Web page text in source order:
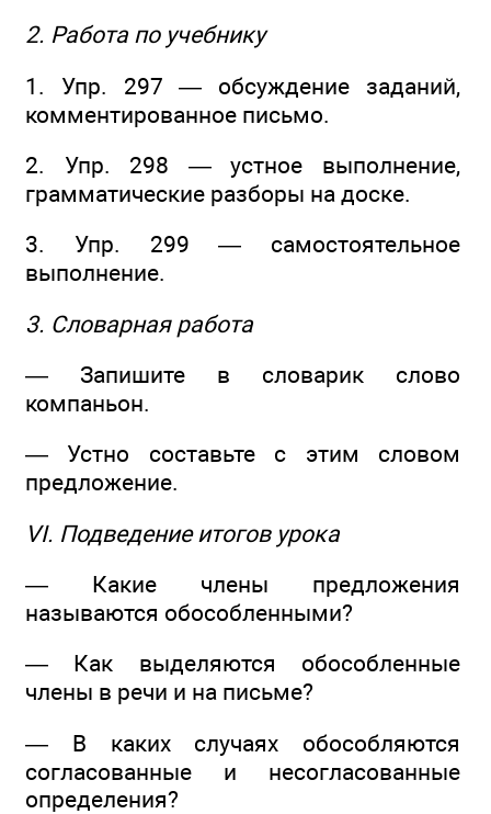
2. Работа по учебнику
1. Упр. 297 — обсуждение заданий,
комментированное письмо.
2. Упр. 298 — устное выполнение,
грамматические разборы на доске.
3. Упр. 299 — самостоятельное
выполнение.
3. Словарная работа
— Запишите в словарик слово
компаньон.
— Устно составьте с этим словом
предложение.
VI. Подведение итогов урока
— Какие члены предложения
называются обособленными?
— Как выделяются обособленные
члены в речи и на письме?
— В каких случаях обособляются
согласованные и несогласованные
определения?